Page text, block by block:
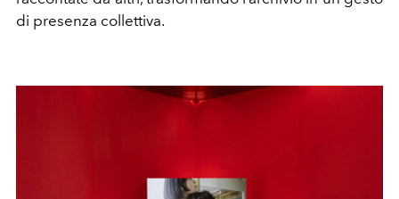
di presenza collettiva.